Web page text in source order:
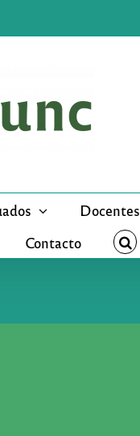
Docentes
Contacto